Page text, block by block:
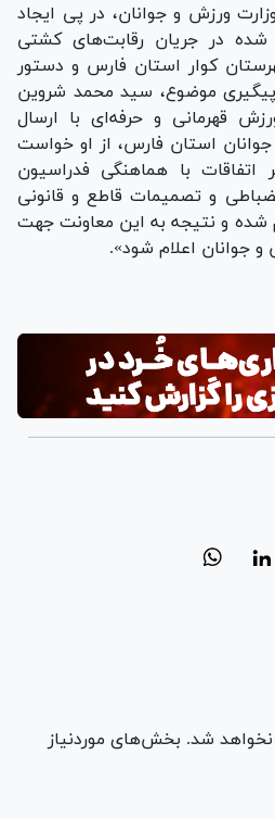
ورزش و جوانان، در پی ایجاد
در جریان رقابت‌های کشتی
کوار استان فارس و دستور
پیگیری موضوع، سید محمد شروین
قهرمانی و حرفه‌ای با ارسال
استان فارس، از او خواست
با هماهنگی فدراسیون
و تصمیمات قاطع و قانونی
شده و نتیجه به این معاونت جهت
جوانان اعلام شود».
شد. بخش‌های موردنیاز